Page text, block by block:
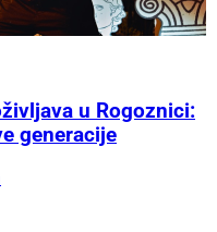
u Rogoznici:
generacije